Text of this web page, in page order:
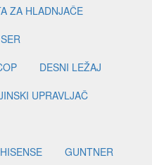
ZA HLADNJAČE
SER
DESNI LEŽAJ
UPRAVLJAČ
HISENSE GUNTNER